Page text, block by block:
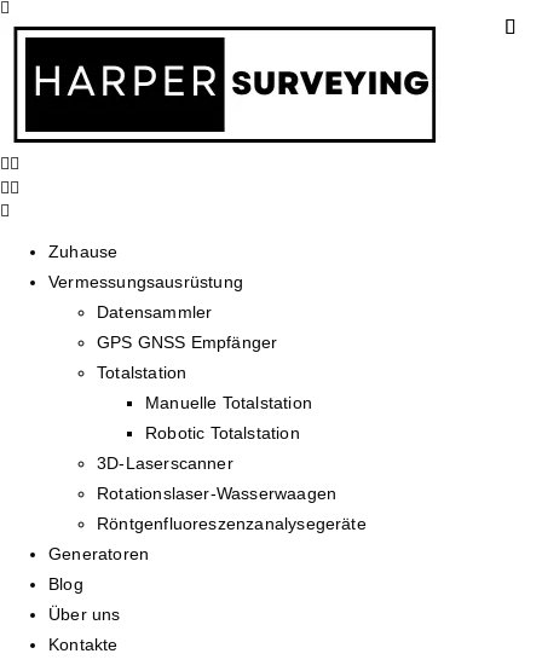
Zuhause
Vermessungsausrüstung
Datensammler
GPS GNSS Empfänger
Totalstation
Manuelle Totalstation
Robotic Totalstation
3D-Laserscanner
Rotationslaser-Wasserwaagen
Röntgenfluoreszenzanalysegeräte
Generatoren
Blog
Über uns
Kontakte